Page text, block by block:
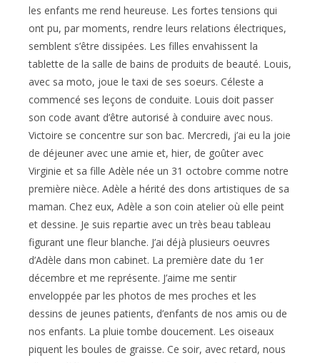
les enfants me rend heureuse. Les fortes tensions qui
ont pu, par moments, rendre leurs relations électriques,
semblent s’être dissipées. Les filles envahissent la
tablette de la salle de bains de produits de beauté. Louis,
avec sa moto, joue le taxi de ses soeurs. Céleste a
commencé ses leçons de conduite. Louis doit passer
son code avant d’être autorisé à conduire avec nous.
Victoire se concentre sur son bac. Mercredi, j’ai eu la joie
de déjeuner avec une amie et, hier, de goûter avec
Virginie et sa fille Adèle née un 31 octobre comme notre
première nièce. Adèle a hérité des dons artistiques de sa
maman. Chez eux, Adèle a son coin atelier où elle peint
et dessine. Je suis repartie avec un très beau tableau
figurant une fleur blanche. J’ai déjà plusieurs oeuvres
d’Adèle dans mon cabinet. La première date du 1er
décembre et me représente. J’aime me sentir
enveloppée par les photos de mes proches et les
dessins de jeunes patients, d’enfants de nos amis ou de
nos enfants. La pluie tombe doucement. Les oiseaux
piquent les boules de graisse. Ce soir, avec retard, nous